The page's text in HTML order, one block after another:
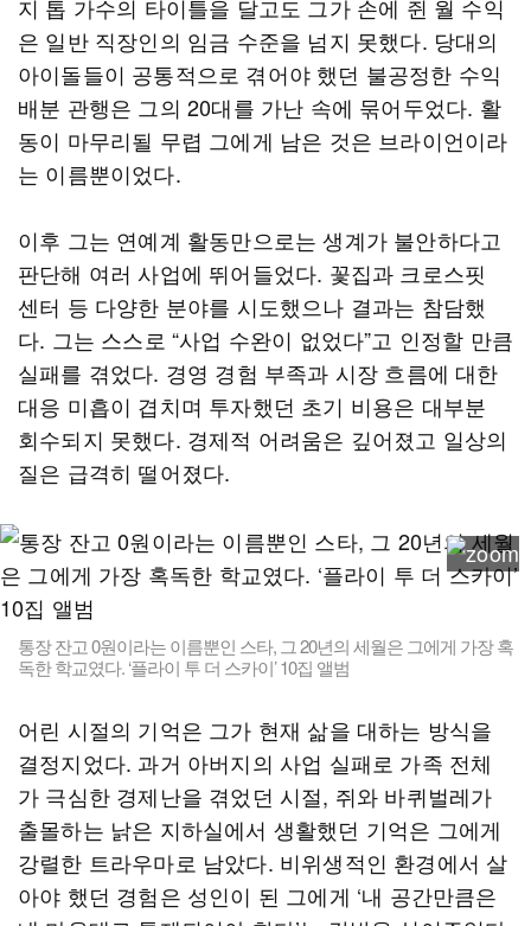
지 톱 가수의 타이틀을 달고도 그가 손에 쥔 월 수익
은 일반 직장인의 임금 수준을 넘지 못했다. 당대의
아이돌들이 공통적으로 겪어야 했던 불공정한 수익
배분 관행은 그의 20대를 가난 속에 묶어두었다. 활
동이 마무리될 무렵 그에게 남은 것은 브라이언이라
는 이름뿐이었다.
이후 그는 연예계 활동만으로는 생계가 불안하다고
판단해 여러 사업에 뛰어들었다. 꽃집과 크로스핏
센터 등 다양한 분야를 시도했으나 결과는 참담했
다. 그는 스스로 “사업 수완이 없었다”고 인정할 만큼
실패를 겪었다. 경영 경험 부족과 시장 흐름에 대한
대응 미흡이 겹치며 투자했던 초기 비용은 대부분
회수되지 못했다. 경제적 어려움은 깊어졌고 일상의
질은 급격히 떨어졌다.
통장 잔고 0원이라는 이름뿐인 스타, 그 20년의 세월은 그에게 가장 혹
독한 학교였다. ‘플라이 투 더 스카이’ 10집 앨범
어린 시절의 기억은 그가 현재 삶을 대하는 방식을
결정지었다. 과거 아버지의 사업 실패로 가족 전체
가 극심한 경제난을 겪었던 시절, 쥐와 바퀴벌레가
출몰하는 낡은 지하실에서 생활했던 기억은 그에게
강렬한 트라우마로 남았다. 비위생적인 환경에서 살
아야 했던 경험은 성인이 된 그에게 ‘내 공간만큼은